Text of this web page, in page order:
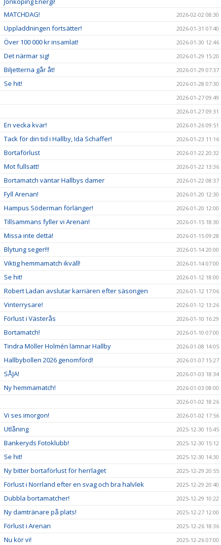
MATCHDAG! 2026-02-02 08:30
Uppladdningen fortsätter! 2026-01-31 07:40
Över 100 000 kr insamlat! 2026-01-30 12:46
Det närmar sig! 2026-01-29 15:20
Biljetterna går åt! 2026-01-29 07:37
Se hit!
2026-01-28 07:30
2026-01-27 09:49
2026-01-27 09:31
En vecka kvar! 2026-01-26 09:51
Tack för din tid i Hallby, Ida Schaffer! 2026-01-23 11:16
Bortaförlust 2026-01-22 20:32
Mot fullsatt! 2026-01-22 13:36
Bortamatch väntar Hallbys damer 2026-01-22 08:37
Fyll Arenan! 2026-01-20 12:30
Hampus Söderman förlänger! 2026-01-20 12:00
Tillsammans fyller vi Arenan! 2026-01-15 18:30
Missa inte detta! 2026-01-15 09:28
Blytung seger!!! 2026-01-14 20:00
Viktig hemmamatch ikväll! 2026-01-14 07:00
Se hit! 2026-01-12 18:00
Robert Ladan avslutar karriären efter säsongen 2026-01-12 17:06
Vinterrysare! 2026-01-12 13:26
Förlust i Västerås 2026-01-10 16:29
Bortamatch! 2026-01-10 07:00
Tindra Möller Holmén lämnar Hallby 2026-01-08 14:05
Hallbybollen 2026 genomförd! 2026-01-07 15:27
SÅJA! 2026-01-03 18:34
Ny hemmamatch!
2026-01-03 08:00
2026-01-02 18:26
Vi ses imorgon! 2026-01-02 17:56
Utlåning 2025-12-30 15:45
Bankeryds Fotoklubb! 2025-12-30 15:12
Se hit! 2025-12-30 14:30
Ny bitter bortaförlust för herrlaget 2025-12-29 20:55
Förlust i Norrland efter en svag och bra halvlek 2025-12-29 20:40
Dubbla bortamatcher! 2025-12-29 10:22
Ny damtränare på plats! 2025-12-27 12:00
Förlust i Arenan 2025-12-26 18:36
Nu kör vi! 2025-12-26 07:00